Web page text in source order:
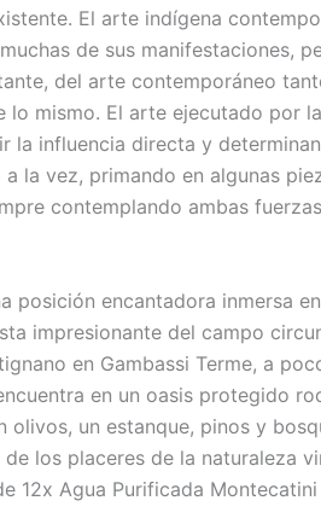
El arte indígena
de sus manifestaciones,
del arte contemporáneo
lo mismo. El arte ejecutado por
la influencia directa y
la vez, primando en algunas
contemplando ambas
posición encantadora inmersa
impresionante del campo
en Gambassi Terme, a
en un oasis protegido
olivos, un estanque, pinos y
los placeres de la naturaleza
12x Agua Purificada